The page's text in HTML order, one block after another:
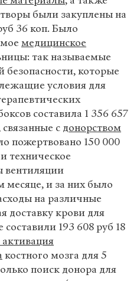
были закуплены на
36 коп. Было
медицинское
так называемые
безопасности, которые
условия для
составила 1 356 657
с донорством
пожертвовано 150 000
и техническое
вентиляции
месяце, и за них было
на различные
доставку крови для
составили 193 608 руб 18
костного мозга для 5
поиск донора для